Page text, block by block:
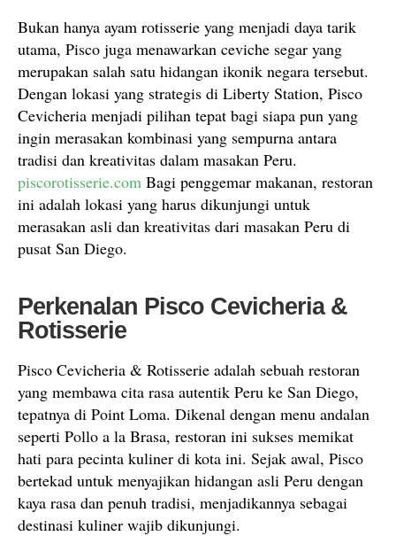
Bukan hanya ayam rotisserie yang menjadi daya tarik
utama, Pisco juga menawarkan ceviche segar yang
merupakan salah satu hidangan ikonik negara tersebut.
Dengan lokasi yang strategis di Liberty Station, Pisco
Cevicheria menjadi pilihan tepat bagi siapa pun yang
ingin merasakan kombinasi yang sempurna antara
tradisi dan kreativitas dalam masakan Peru.
piscorotisserie.com Bagi penggemar makanan, restoran
ini adalah lokasi yang harus dikunjungi untuk
merasakan asli dan kreativitas dari masakan Peru di
pusat San Diego.
Perkenalan Pisco Cevicheria &
Rotisserie
Pisco Cevicheria & Rotisserie adalah sebuah restoran
yang membawa cita rasa autentik Peru ke San Diego,
tepatnya di Point Loma. Dikenal dengan menu andalan
seperti Pollo a la Brasa, restoran ini sukses memikat
hati para pecinta kuliner di kota ini. Sejak awal, Pisco
bertekad untuk menyajikan hidangan asli Peru dengan
kaya rasa dan penuh tradisi, menjadikannya sebagai
destinasi kuliner wajib dikunjungi.